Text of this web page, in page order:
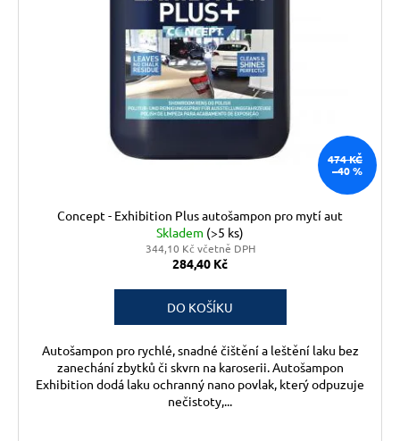
474 KČ
–40 %
Concept - Exhibition Plus autošampon pro mytí aut
Skladem (>5 ks)
344,10 Kč včetně DPH
284,40 Kč
DO KOŠÍKU
Autošampon pro rychlé, snadné čištění a leštění laku bez
zanechání zbytků či skvrn na karoserii. Autošampon
Exhibition dodá laku ochranný nano povlak, který odpuzuje
nečistoty,...